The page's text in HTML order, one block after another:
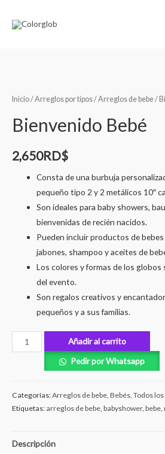
Inicio/Arreglos por tipos/Arreglos de bebe/
Bienvenido Bebé
2,650RD$
Consta de una burbuja
pequeño tipo 2 y 2 metálicos 10″
Son ideales para baby showers,
bienvenidas de recién nacidos.
Pueden incluir productos de
jabones, shampoo y aceites de
Los colores y formas de los globos
del evento.
Son regalos creativos y
pequeños y a sus familias.
Añadir al carrito
Pedir por Whatsapp
Categorías:Arreglos de bebe, Bebés, Todos
Etiquetas: arreglos de bebe, babyshower, bebe,
Descripción